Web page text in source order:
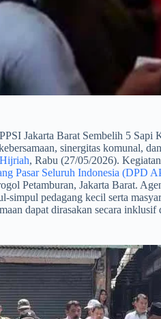
Jakarta Barat Sembelih 5 Sapi
sinergitas komunal,
, Rabu (27/05/2026).
Pasar Seluruh Indonesia (DPD
Petamburan, Jakarta Barat.
pedagang kecil serta
dapat dirasakan secara